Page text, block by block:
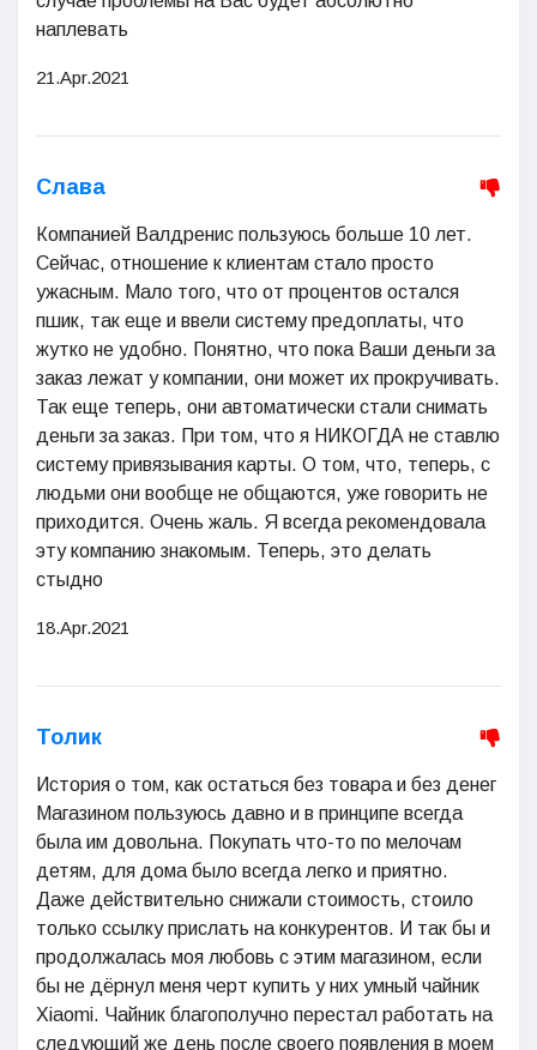
наплевать
21.Apr.2021
Слава
Компанией Валдренис пользуюсь больше 10 лет.
Сейчас, отношение к клиентам стало просто
ужасным. Мало того, что от процентов остался
пшик, так еще и ввели систему предоплаты, что
жутко не удобно. Понятно, что пока Ваши деньги за
заказ лежат у компании, они может их прокручивать.
Так еще теперь, они автоматически стали снимать
деньги за заказ. При том, что я НИКОГДА не ставлю
систему привязывания карты. О том, что, теперь, с
людьми они вообще не общаются, уже говорить не
приходится. Очень жаль. Я всегда рекомендовала
эту компанию знакомым. Теперь, это делать
стыдно
18.Apr.2021
Толик
История о том, как остаться без товара и без денег
Магазином пользуюсь давно и в принципе всегда
была им довольна. Покупать что-то по мелочам
детям, для дома было всегда легко и приятно.
Даже действительно снижали стоимость, стоило
только ссылку прислать на конкурентов. И так бы и
продолжалась моя любовь с этим магазином, если
бы не дёрнул меня черт купить у них умный чайник
Xiaomi. Чайник благополучно перестал работать на
следующий же день после своего появления в моем